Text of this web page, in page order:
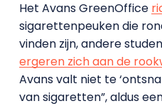
Het Avans GreenOffice
sigarettenpeuken die
vinden zijn, andere
ergeren zich aan de
Avans valt niet te
van sigaretten”, aldus